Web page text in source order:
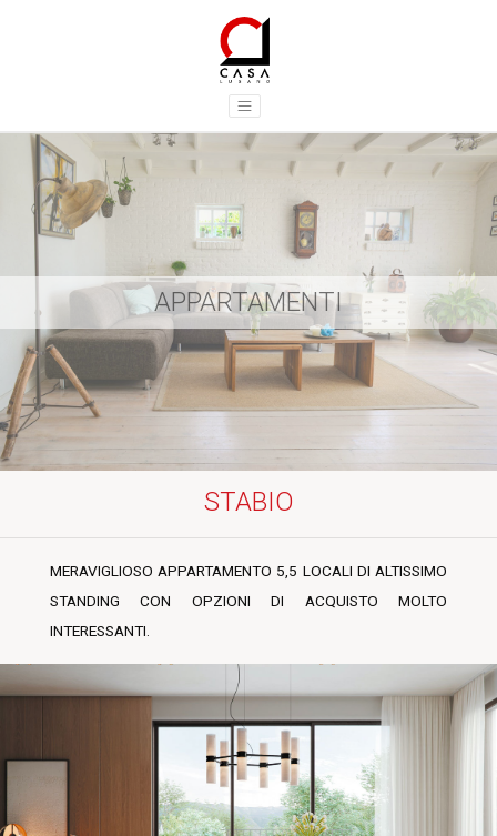
APPARTAMENTI
STABIO
MERAVIGLIOSO APPARTAMENTO 5,5 LOCALI DI ALTISSIMO
STANDING CON OPZIONI DI ACQUISTO MOLTO
INTERESSANTI.